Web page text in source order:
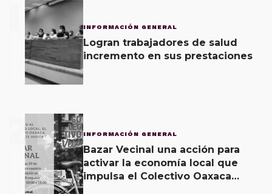
INFORMACIÓN GENERAL
Logran trabajadores de salud
incremento en sus prestaciones
2 INFORMACIÓN GENERAL
Bazar Vecinal una acción para
activar la economía local que
impulsa el Colectivo Oaxaca